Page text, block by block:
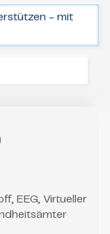
- mit
EEG, Virtueller